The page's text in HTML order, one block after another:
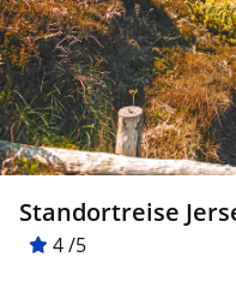
Standortreise
4 /5